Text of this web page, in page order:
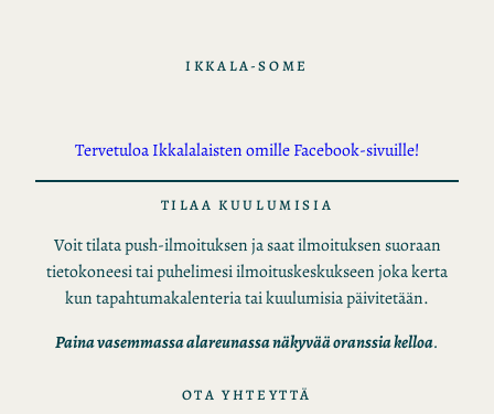
IKKALA-SOME
Tervetuloa Ikkalalaisten omille Facebook-sivuille!
TILAA KUULUMISIA
Voit tilata push-ilmoituksen ja saat ilmoituksen suoraan
tietokoneesi tai puhelimesi ilmoituskeskukseen joka kerta
kun tapahtumakalenteria tai kuulumisia päivitetään.
Paina vasemmassa alareunassa näkyvää oranssia kelloa.
OTA YHTEYTTÄ